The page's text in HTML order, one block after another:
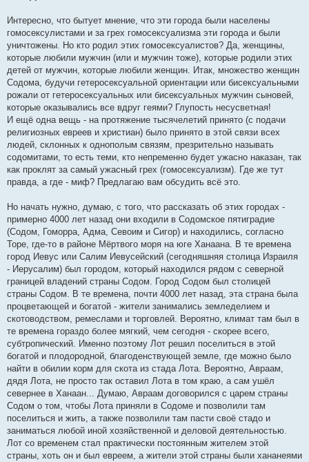
Интересно, что бытует мнение, что эти города были населены
гомосексулистами и за грех гомосексуализма эти города и были
уничтожены. Но кто родил этих гомосексуалистов? Да, женщины,
которые любили мужчин (или и мужчин тоже), которые родили этих
детей от мужчин, которые любили женщин. Итак, множество женщин
Содома, будучи гетеросексуальной ориентации или бисексуальными
рожали от гетеросексуальных или бисексуальных мужчин сыновей,
которые оказывались все вдруг геями? Глупость несусветная!
И ещё одна вещь - на протяжение тысячелетий принято (с подачи
религиозных евреев и христиан) было принято в этой связи всех
людей, склонных к однополым связям, презрительно называть
содомитами, то есть теми, кто непременно будет ужасно наказан, так
как проклят за самый ужасный грех (гомосексуализм). Где же тут
правда, а где - миф? Предлагаю вам обсудить всё это.
Но начать нужно, думаю, с того, что рассказать об этих городах -
примерно 4000 лет назад они входили в Содомское пятиградие
(Содом, Гоморра, Адма, Севоим и Сигор) и находились, согласно
Торе, где-то в районе Мёртвого моря на юге Ханаана. В те времена
город Иевус или Салим Иевусейский (сегодняшняя столица Израиля
- Иерусалим) был городом, который находился рядом с северной
границей владений страны Содом. Город Содом был столицей
страны Содом. В те времена, почти 4000 лет назад, эта страна была
процветающей и богатой - жители занимались земледелием и
скотоводством, ремеслами и торговлей. Вероятно, климат там был в
те времена гораздо более мягкий, чем сегодня - скорее всего,
субтропический. Именно поэтому Лот решил поселиться в этой
богатой и плодородной, благоденствующей земле, где можно было
найти в обилии корм для скота из стада Лота. Вероятно, Авраам,
дядя Лота, не просто так оставил Лота в том краю, а сам ушёл
севернее в Ханаан... Думаю, Авраам договорился с царем страны
Содом о том, чтобы Лота приняли в Содоме и позволили там
поселиться и жить, а также позволили там пасти своё стадо и
заниматься любой иной хозяйственной и деловой деятельностью.
Лот со временем стал практически постоянным жителем этой
страны, хоть он и был евреем, а жители этой страны были хананеями